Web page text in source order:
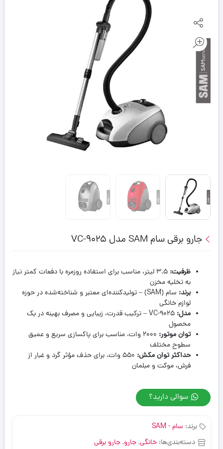
جارو برقی سام SAM مدل VC-9025
ظرفیت:
۳.۵ لیتر، مناسب برای استفاده روزمره با دفعات کمتر نیاز
به تخلیه مخزن
برند:
سام (SAM) – تولیدکننده‌ای معتبر و شناخته‌شده در حوزه
لوازم خانگی
مدل:
VC-9025 – ترکیب قدرت، زیبایی و مصرف بهینه در یک
محصول
توان موتور:
۲۰۰۰ وات، مناسب برای پاکسازی سریع و عمیق
سطوح مختلف
حداکثر توان مکش:
۵۵۰ وات، برای حذف مؤثر گرد و غبار از
فرش، موکت و مبلمان
سوالی دارید؟
برند: سام - SAM
دسته‌بندی‌ها: خانگی,جارو,جارو برقی